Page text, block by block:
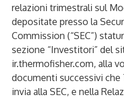
relazioni trimestrali sul
depositate presso la
Commission (“SEC”)
sezione “Investitori” del
ir.thermofisher.com, alla
documenti successivi
invia alla SEC, e nella